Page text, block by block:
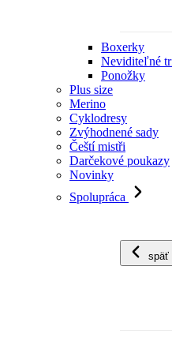
Boxerky
Neviditeľné
Ponožky
Plus size
Merino
Cyklodresy
Zvýhodnené sady
Čeští mistři
Darčekové poukazy
Novinky
Spolupráca
späť